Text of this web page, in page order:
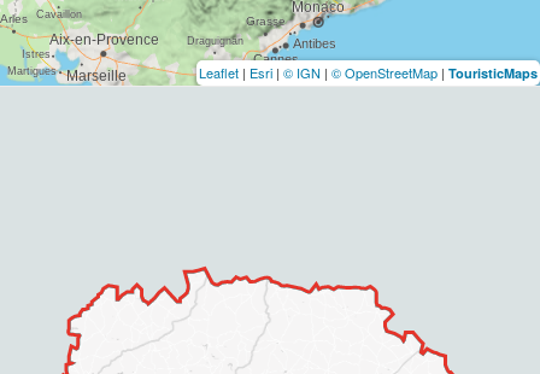
Leaflet | Esri | © IGN | © OpenStreetMap | TouristicMaps